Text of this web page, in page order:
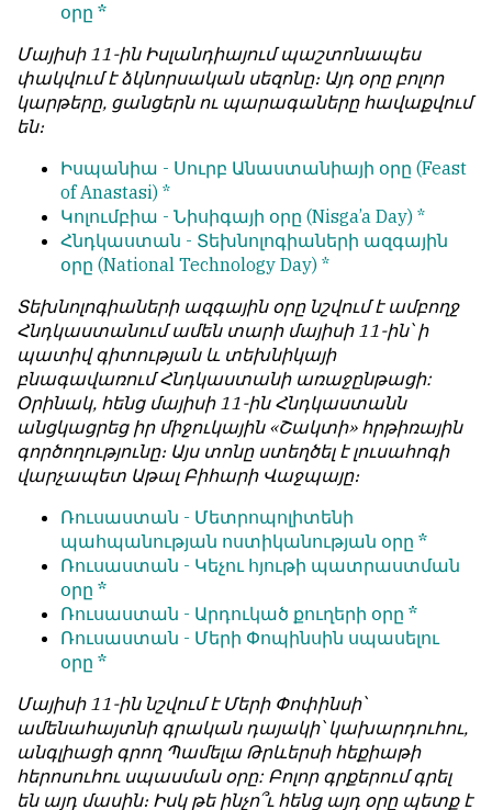
օրը *
Մայիսի 11-ին Իսլանդիայում պաշտոնապես
փակվում է ձկնորսական սեզոնը։ Այդ օրը բոլոր
կարթերը, ցանցերն ու պարագաները հավաքվում
են։
Իսպանիա - Սուրբ Անաստանիայի օրը (Feast
of Anastasi) *
Կոլումբիա - Նիսիգայի օրը (Nisga’a Day) *
Հնդկաստան - Տեխնոլոգիաների ազգային
օրը (National Technology Day) *
Տեխնոլոգիաների ազգային օրը նշվում է ամբողջ
Հնդկաստանում ամեն տարի մայիսի 11-ին՝ ի
պատիվ գիտության և տեխնիկայի
բնագավառում Հնդկաստանի առաջընթացի:
Օրինակ, հենց մայիսի 11-ին Հնդկաստանն
անցկացրեց իր միջուկային «Շակտի» հրթիռային
գործողությունը։ Այս տոնը ստեղծել է լուսահոգի
վարչապետ Աթալ Բիհարի Վաջպայը։
Ռուսաստան - Մետրոպոլիտենի
պահպանության ոստիկանության օրը *
Ռուսաստան - Կեչու հյութի պատրաստման
օրը *
Ռուսաստան - Արդուկած քուղերի օրը *
Ռուսաստան - Մերի Փոպինսին սպասելու
օրը *
Մայիսի 11-ին նշվում է Մերի Փոփինսի՝
ամենահայտնի գրական դայակի՝ կախարդուհու,
անգլիացի գրող Պամելա Թրևերսի հեքիաթի
հերոսուհու սպասման օրը: Բոլոր գրքերում գրել
են այդ մասին։ Իսկ թե ինչո՞ւ հենց այդ օրը պետք է